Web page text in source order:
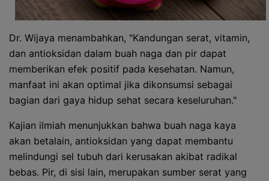
Dr. Wijaya menambahkan, "Kandungan serat, vitamin,
dan antioksidan dalam buah naga dan pir dapat
memberikan efek positif pada kesehatan. Namun,
manfaat ini akan optimal jika dikonsumsi sebagai
bagian dari gaya hidup sehat secara keseluruhan."
Kajian ilmiah menunjukkan bahwa buah naga kaya
akan betalain, antioksidan yang dapat membantu
melindungi sel tubuh dari kerusakan akibat radikal
bebas. Pir, di sisi lain, merupakan sumber serat yang